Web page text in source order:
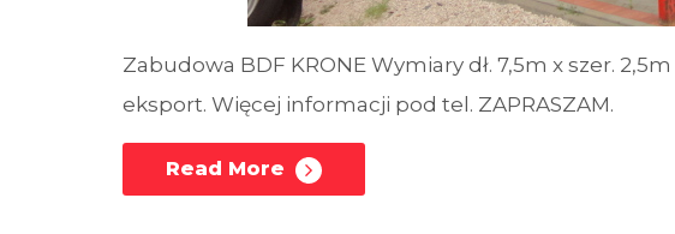
Zabudowa BDF KRONE Wymiary dł. 7,5m x szer.
eksport. Więcej informacji pod tel. ZAPRASZAM.
Read More